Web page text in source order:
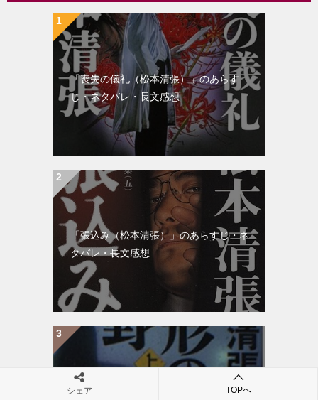
「喪失の儀礼（松本清張）」のあらす
じ・ネタバレ・長文感想
「張込み（松本清張）」のあらすじ・ネ
タバレ・長文感想
「球形の荒野（松本清張）」のあらす
シェア TOPへ